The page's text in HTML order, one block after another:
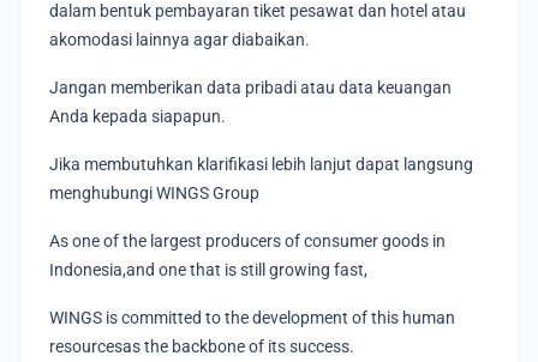
dalam bentuk pembayaran tiket pesawat dan hotel atau
akomodasi lainnya agar diabaikan.
Jangan memberikan data pribadi atau data keuangan
Anda kepada siapapun.
Jika membutuhkan klarifikasi lebih lanjut dapat langsung
menghubungi WINGS Group
As one of the largest producers of consumer goods in
Indonesia,and one that is still growing fast,
WINGS is committed to the development of this human
resourcesas the backbone of its success.